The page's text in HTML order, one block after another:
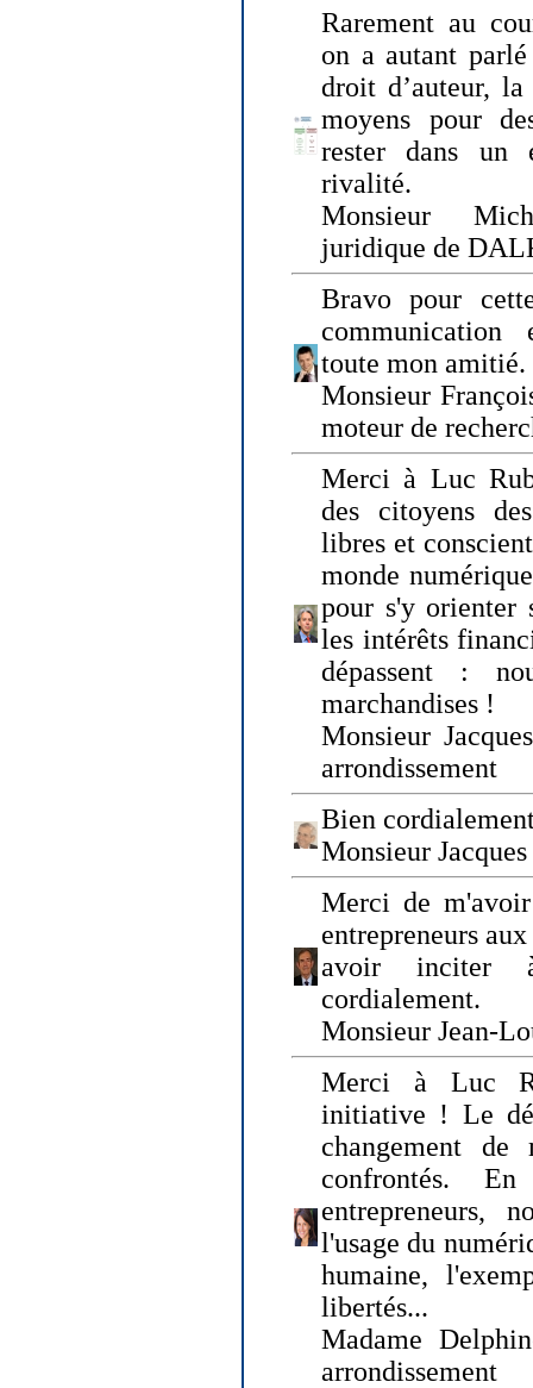
Rarement au
on a autant
droit d’auteur,
moyens pour
rester dans un
rivalité.
Monsieur
juridique de
Bravo pour
communication
toute mon amitié.
Monsieur
moteur de
Merci à Luc
des citoyens
libres et
monde
pour s'y orienter
les intérêts
dépassent :
marchandises !
Monsieur
arrondissement
Bien
Monsieur
Merci de
entrepreneurs
avoir inciter
cordialement.
Monsieur Jean-
Merci à Luc
initiative ! Le
changement de
confrontés.
entrepreneurs,
l'usage du
humaine,
libertés...
Madame
arrondissement